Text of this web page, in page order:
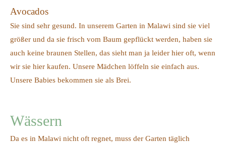
Avocados
Sie sind sehr gesund. In unserem Garten in Malawi sind sie viel
größer und da sie frisch vom Baum gepflückt werden, haben sie
auch keine braunen Stellen, das sieht man ja leider hier oft, wenn
wir sie hier kaufen. Unsere Mädchen löffeln sie einfach aus.
Unsere Babies bekommen sie als Brei.
Wässern
Da es in Malawi nicht oft regnet, muss der Garten täglich